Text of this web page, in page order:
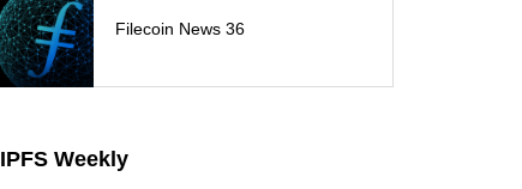
Filecoin News 36
IPFS Weekly